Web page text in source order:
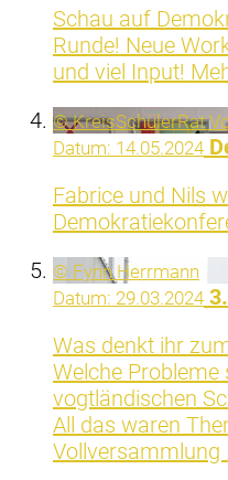
Schau auf
Runde! Neue
und viel Input!
© KreisSchülerRat
Datum: 14.05.2024
Fabrice und Nils
© Fynn Herrmann
Datum: 29.03.2024
Was denkt ihr
Welche
vogtländischen
All das waren
Vollversammlung